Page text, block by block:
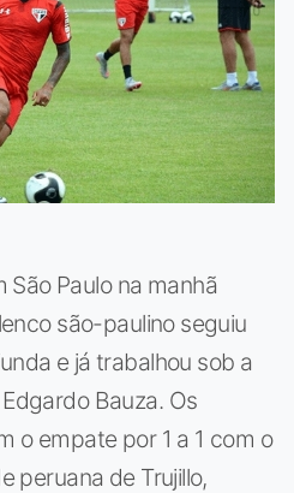
Paulo na manhã
são-paulino seguiu
e já trabalhou sob a
Bauza. Os
o empate por 1 a 1 com o
peruana de Trujillo,